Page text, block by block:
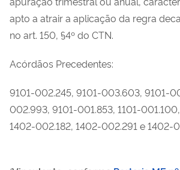
apto a atrair a aplicação da regra
no art. 150, §4º do CTN.
Acórdãos Precedentes:
9101-002.245, 9101-003.603, 9101-
002.993, 9101-001.853, 1101-
1402-002.182, 1402-002.291 e 1402-